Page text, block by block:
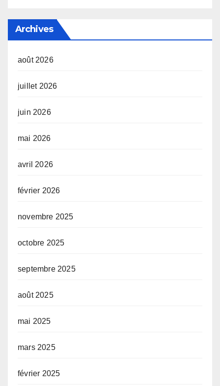
Archives
août 2026
juillet 2026
juin 2026
mai 2026
avril 2026
février 2026
novembre 2025
octobre 2025
septembre 2025
août 2025
mai 2025
mars 2025
février 2025